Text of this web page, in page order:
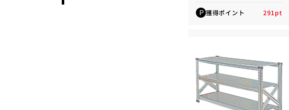
P 獲得ポイント 291pt